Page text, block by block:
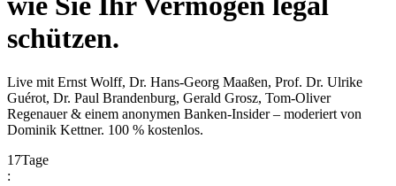
schützen.
Live mit Ernst Wolff, Dr. Hans-Georg Maaßen, Prof. Dr. Ulrike
Guérot, Dr. Paul Brandenburg, Gerald Grosz, Tom-Oliver
Regenauer & einem anonymen Banken-Insider– moderiert von
Dominik Kettner. 100 % kostenlos.
17Tage
: